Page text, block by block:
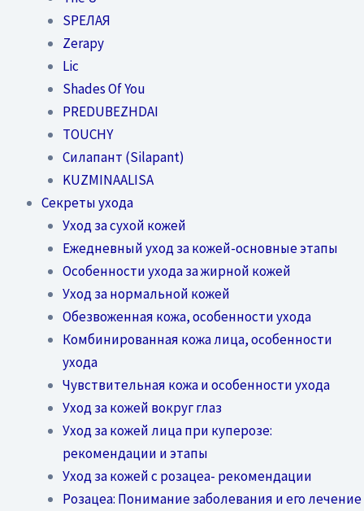
SPEЛАЯ
Zerapy
Lic
Shades Of You
PREDUBEZHDAI
TOUCHY
Силапант (Silapant)
KUZMINAALISA
Секреты ухода
Уход за сухой кожей
Ежедневный уход за кожей-основные этапы
Особенности ухода за жирной кожей
Уход за нормальной кожей
Обезвоженная кожа, особенности ухода
Комбинированная кожа лица, особенности
ухода
Чувствительная кожа и особенности ухода
Уход за кожей вокруг глаз
Уход за кожей лица при куперозе:
рекомендации и этапы
Уход за кожей с розацеа- рекомендации
Розацеа: Понимание заболевания и его лечение